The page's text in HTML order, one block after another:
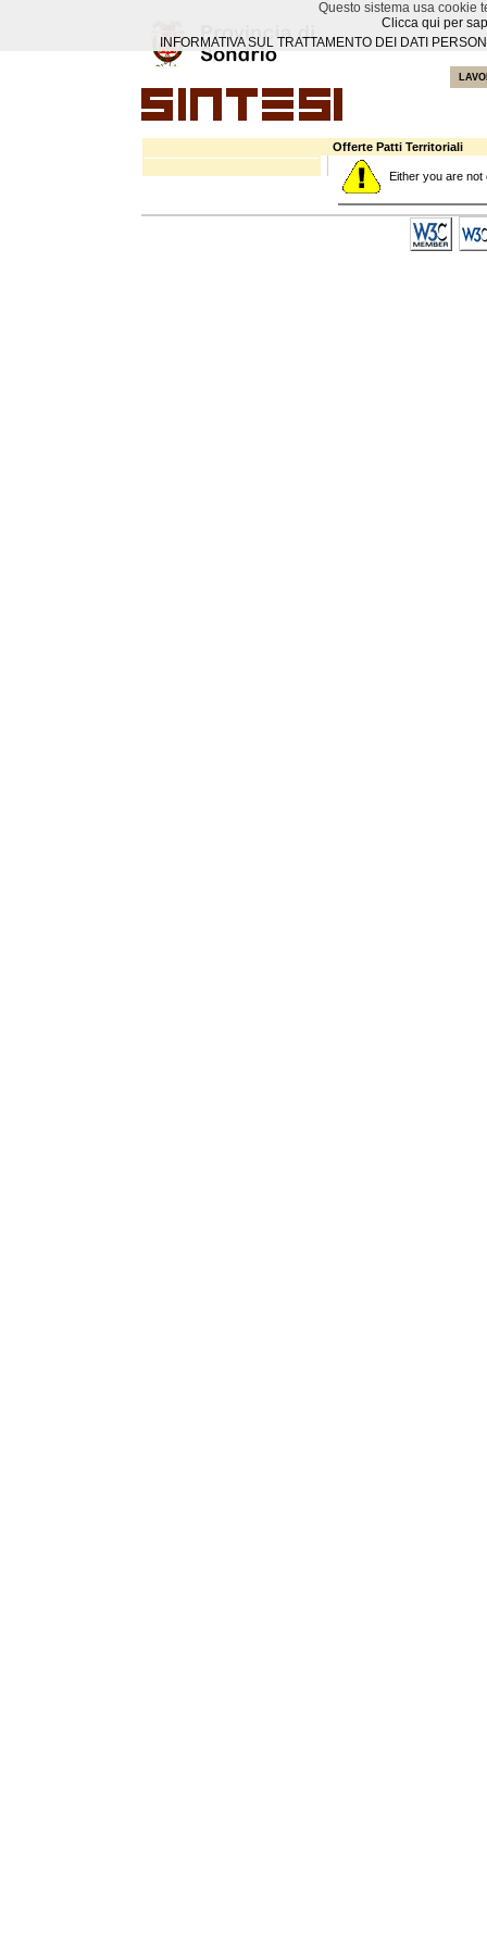
Questo sistema usa cookie
Clicca qui per
INFORMATIVA SUL TRATTAMENTO DEI DATI
Offerte Patti Territoriali
Either you are not